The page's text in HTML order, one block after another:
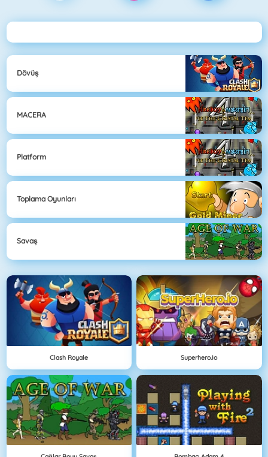
Dövüş
MACERA
Platform
Toplama Oyunları
Savaş
Clash Royale Superhero.io